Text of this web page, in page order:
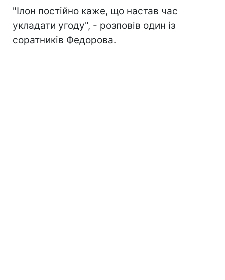
"Ілон постійно каже, що настав час
укладати угоду", - розповів один із
соратників Федорова.